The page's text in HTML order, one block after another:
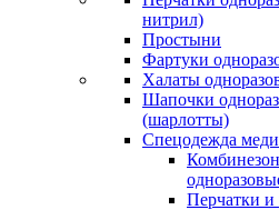
нитрил)
Простыни
Фартуки
Халаты
Шапочки
(шарлотты)
Спецодежда
Перчатки